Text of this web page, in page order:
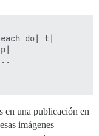
do| t|
en una publicación en
imágenes